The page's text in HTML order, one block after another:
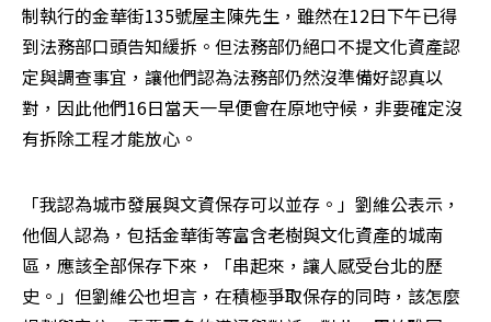
制執行的金華街135號屋主陳先生，雖然在12日下午已得
到法務部口頭告知緩拆。但法務部仍絕口不提文化資產認
定與調查事宜，讓他們認為法務部仍然沒準備好認真以
對，因此他們16日當天一早便會在原地守候，非要確定沒
有拆除工程才能放心。
「我認為城市發展與文資保存可以並存。」劉維公表示，
他個人認為，包括金華街等富含老樹與文化資產的城南
區，應該全部保存下來，「串起來，讓人感受台北的歷
史。」但劉維公也坦言，在積極爭取保存的同時，該怎麼